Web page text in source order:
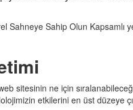
Sahneye Sahip Olun
sitesinin ne için
etkilerini en üst düzeye